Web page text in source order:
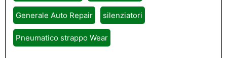
Generale Auto Repair silenziatori
Pneumatico strappo Wear